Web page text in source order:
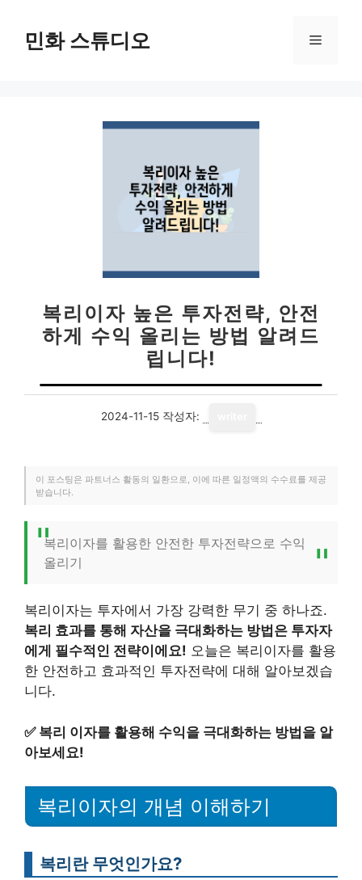
민화 스튜디오 메
복리이자 높은 투자전략, 안전
하게 수익 올리는 방법 알려드
립니다!
2024-11-15 작성자:
이 포스팅은 파트너스 활동의 일환으로, 이에 따른 일정액의 수수료를 제공
받습니다.
복리이자를 활용한 안전한 투자전략으로 수익
올리기
복리이자는 투자에서 가장 강력한 무기 중 하나죠.
복리 효과를 통해 자산을 극대화하는 방법은 투자자
에게 필수적인 전략이에요! 오늘은 복리이자를 활용
한 안전하고 효과적인 투자전략에 대해 알아보겠습
니다.
✅ 복리 이자를 활용해 수익을 극대화하는 방법을 알
아보세요!
복리이자의 개념 이해하기
복리란 무엇인가요?